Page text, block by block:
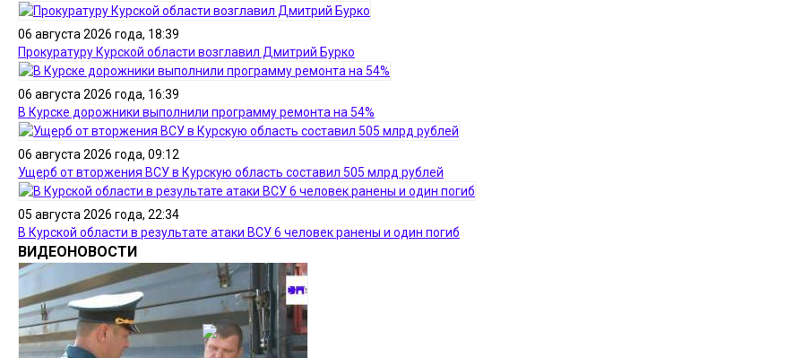
06 августа 2026 года, 18:39
Прокуратуру Курской области возглавил Дмитрий Бурко
06 августа 2026 года, 16:39
В Курске дорожники выполнили программу ремонта на 54%
06 августа 2026 года, 09:12
Ущерб от вторжения ВСУ в Курскую область составил 505 млрд рублей
05 августа 2026 года, 22:34
В Курской области в результате атаки ВСУ 6 человек ранены и один погиб
ВИДЕОНОВОСТИ